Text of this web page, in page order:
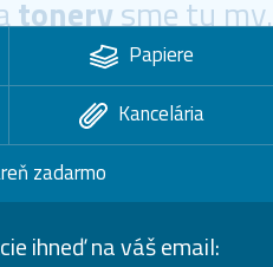
tonerysme tu my.
Papiere
Kancelária
zadarmo
ihneď na váš email: